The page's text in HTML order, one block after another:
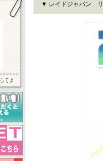
▼ レイドジャパン リ